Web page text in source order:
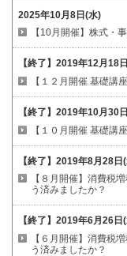
2025年10月8日(水)
【10月開催】株式・
【終了】 2019年12月18
【１２月開催 基礎講
【終了】 2019年10月30
【１０月開催 基礎講
【終了】 2019年8月28日
【８月開催】消費税
う済みましたか？
【終了】 2019年6月26日
【６月開催】消費税
う済みましたか？